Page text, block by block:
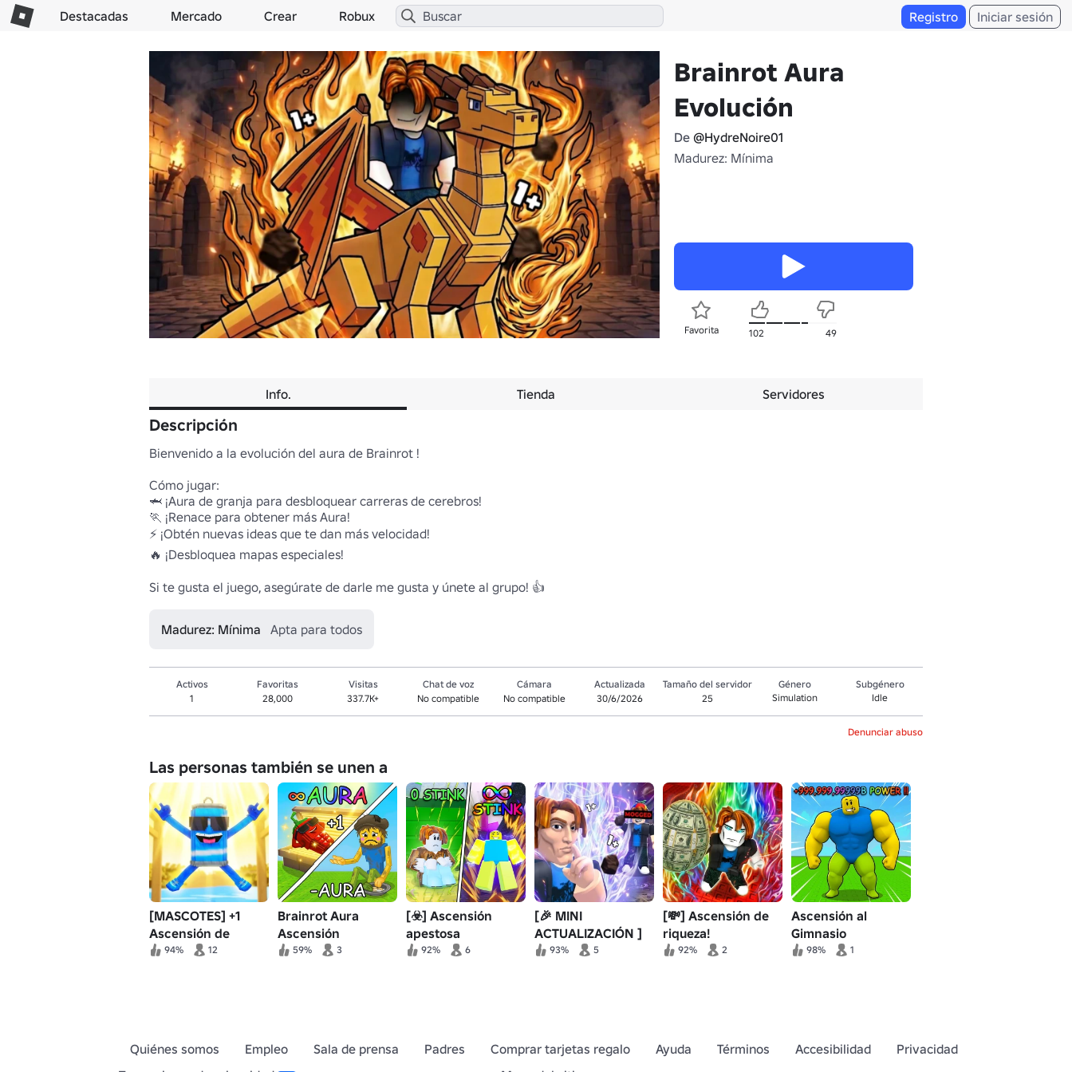
Destacadas Mercado Crear Robux Registro Iniciar sesión
Brainrot Aura
Evolución
De @HydreNoire01
Madurez: Mínima
Favorita 102 49
Info. Tienda Servidores
Descripción
Bienvenido a la evolución del aura de Brainrot !
Cómo jugar:
🦈 ¡Aura de granja para desbloquear carreras de cerebros!
🏃 ¡Renace para obtener más Aura!
⚡ ¡Obtén nuevas ideas que te dan más velocidad!
🔥 ¡Desbloquea mapas especiales!
Si te gusta el juego, asegúrate de darle me gusta y únete al grupo! 👍
Madurez: Mínima Apta para todos
Activos
1
Favoritas
28,000
Visitas
337.7K+
Chat de voz
No compatible
Cámara
No compatible
Actualizada
30/6/2026
Tamaño del servidor
25
Género
Simulation
Subgénero
Idle
Denunciar abuso
Las personas también se unen a
[MASCOTES] +1
Ascensión de
rotación cerebral
94% 12
Brainrot Aura
Ascensión
59% 3
[☣️] Ascensión
apestosa
92% 6
[🎉 MINI
ACTUALIZACIÓN ]
Aura Mog
93% 5
[💸] Ascensión de
riqueza!
92% 2
Ascensión al
Gimnasio
98% 1
Quiénes somos Empleo Sala de prensa Padres Comprar tarjetas regalo Ayuda Términos Accesibilidad
Privacidad